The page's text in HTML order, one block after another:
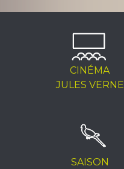
CINÉMA
JULES VERNE
SAISON